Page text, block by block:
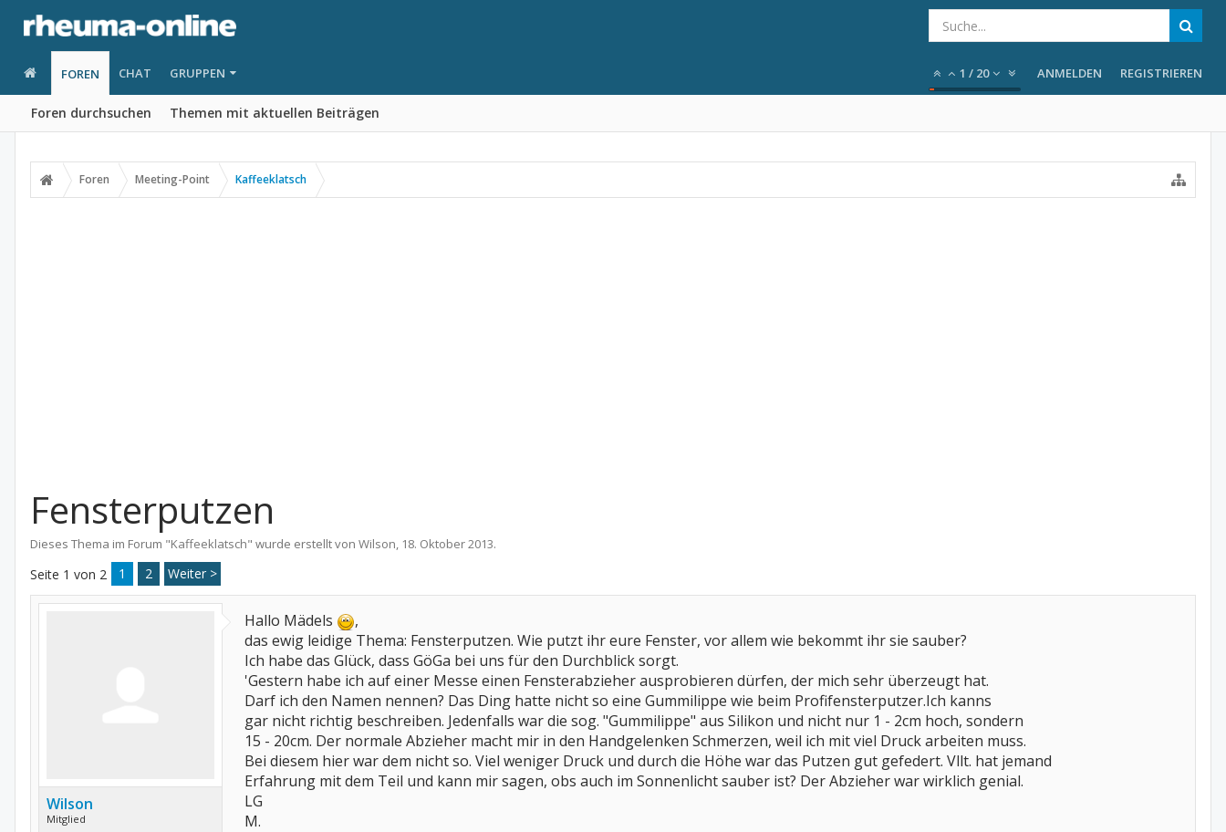
FOREN
Foren durchsuchen Themen mit aktuellen Beiträgen
CHAT GRUPPEN 1 / 20 ANMELDEN REGISTRIEREN
Foren Meeting-Point Kaffeeklatsch
Fensterputzen
Dieses Thema im Forum "Kaffeeklatsch" wurde erstellt von Wilson, 18. Oktober 2013.
Seite 1 von 2 1 2 Weiter >
Wilson
Mitglied
Hallo Mädels
,
das ewig leidige Thema: Fensterputzen. Wie putzt ihr eure Fenster, vor allem wie bekommt ihr sie sauber?
Ich habe das Glück, dass GöGa bei uns für den Durchblick sorgt.
'Gestern habe ich auf einer Messe einen Fensterabzieher ausprobieren dürfen, der mich sehr überzeugt hat.
Darf ich den Namen nennen? Das Ding hatte nicht so eine Gummilippe wie beim Profifensterputzer.Ich kanns
gar nicht richtig beschreiben. Jedenfalls war die sog. "Gummilippe" aus Silikon und nicht nur 1 - 2cm hoch, sondern
15 - 20cm. Der normale Abzieher macht mir in den Handgelenken Schmerzen, weil ich mit viel Druck arbeiten muss.
Bei diesem hier war dem nicht so. Viel weniger Druck und durch die Höhe war das Putzen gut gefedert. Vllt. hat jemand
Erfahrung mit dem Teil und kann mir sagen, obs auch im Sonnenlicht sauber ist? Der Abzieher war wirklich genial.
LG
M.